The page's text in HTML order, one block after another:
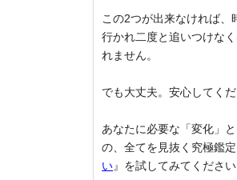
この2つが出来なければ、
行かれ二度と追いつけなく
れません。
でも大丈夫。安心してくだ
あなたに必要な「変化」
の、全てを見抜く究極鑑
い 』を試してみてください